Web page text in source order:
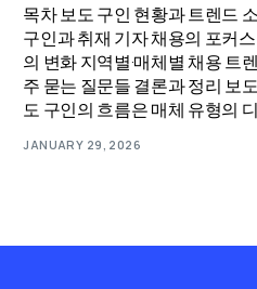
목차 보도 구인 현황과 트렌드
구인과 취재 기자 채용의 포커
의 변화 지역별·매체별 채용 트
주 묻는 질문들 결론과 정리 보
도 구인의 흐름은 매체 유형의
JANUARY 29, 2026